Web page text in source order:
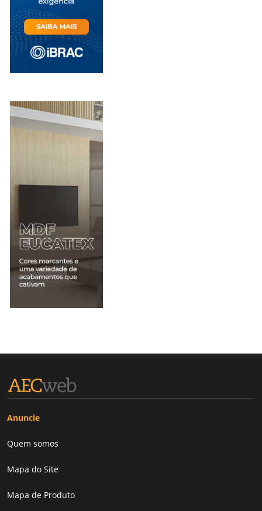
Anuncie
Quem somos
Mapa do Site
Mapa de Produto